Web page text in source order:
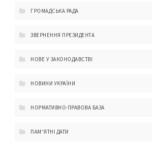
ГРОМАДСЬКА РАДА
ЗВЕРНЕННЯ ПРЕЗИДЕНТА
НОВЕ У ЗАКОНОДАВСТВІ
НОВИНИ УКРАЇНИ
НОРМАТИВНО-ПРАВОВА БАЗА
ПАМ'ЯТНІ ДАТИ